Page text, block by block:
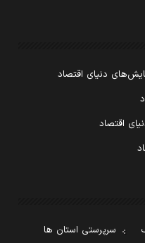
دنیای اقتصاد
اقتصاد
سرپرستی استان ها